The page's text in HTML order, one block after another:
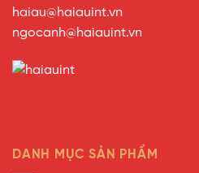
haiau@haiauint.vn
ngocanh@haiauint.vn
DANH MỤC SẢN PHẨM